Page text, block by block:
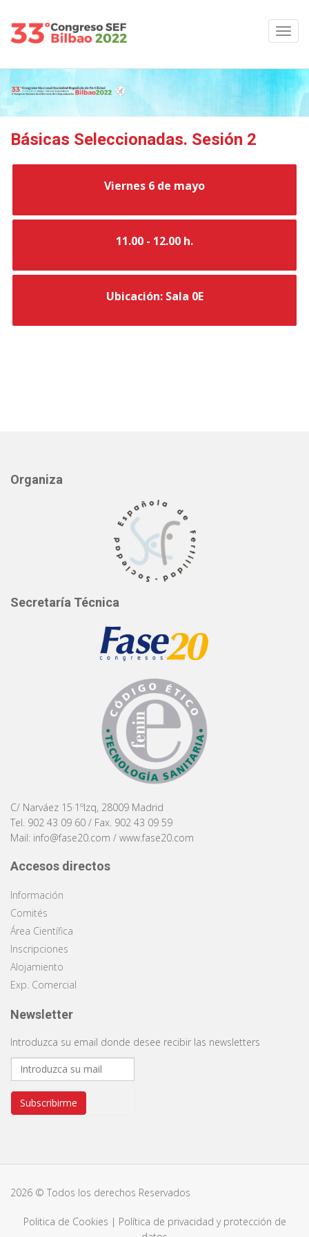
Básicas Seleccionadas. Sesión 2
Viernes 6 de mayo
11.00 - 12.00 h.
Ubicación: Sala 0E
Organiza
Secretaría Técnica
C/ Narváez 15·1ºIzq, 28009 Madrid
Tel. 902 43 09 60 / Fax. 902 43 09 59
Mail: info@fase20.com / www.fase20.com
Accesos directos
Información
Comités
Área Científica
Inscripciones
Alojamiento
Exp. Comercial
Newsletter
Introduzca su email donde desee recibir las newsletters
Subscribirme
2026 © Todos los derechos Reservados
Politica de Cookies | Política de privacidad y protección de